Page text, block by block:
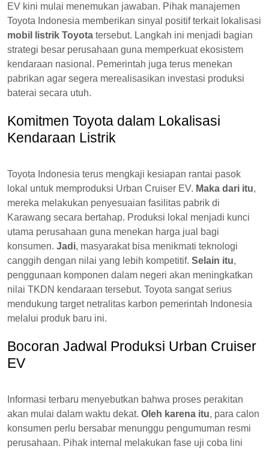
EV kini mulai menemukan jawaban. Pihak manajemen
Toyota Indonesia memberikan sinyal positif terkait lokalisasi
mobil listrik Toyota tersebut. Langkah ini menjadi bagian
strategi besar perusahaan guna memperkuat ekosistem
kendaraan nasional. Pemerintah juga terus menekan
pabrikan agar segera merealisasikan investasi produksi
baterai secara utuh.
Komitmen Toyota dalam Lokalisasi
Kendaraan Listrik
Toyota Indonesia terus mengkaji kesiapan rantai pasok
lokal untuk memproduksi Urban Cruiser EV. Maka dari itu,
mereka melakukan penyesuaian fasilitas pabrik di
Karawang secara bertahap. Produksi lokal menjadi kunci
utama perusahaan guna menekan harga jual bagi
konsumen. Jadi, masyarakat bisa menikmati teknologi
canggih dengan nilai yang lebih kompetitif. Selain itu,
penggunaan komponen dalam negeri akan meningkatkan
nilai TKDN kendaraan tersebut. Toyota sangat serius
mendukung target netralitas karbon pemerintah Indonesia
melalui produk baru ini.
Bocoran Jadwal Produksi Urban Cruiser
EV
Informasi terbaru menyebutkan bahwa proses perakitan
akan mulai dalam waktu dekat. Oleh karena itu, para calon
konsumen perlu bersabar menunggu pengumuman resmi
perusahaan. Pihak internal melakukan fase uji coba lini